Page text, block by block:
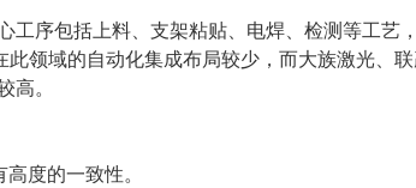
工序包括上料、支架粘贴、电焊、检测等工艺
领域的自动化集成布局较少，而大族激光、
高。
度的一致性。